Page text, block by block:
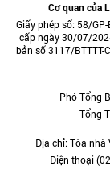
Cơ quan của
Giấy phép số: 58/
cấp ngày 30/07/
bản số 3117/BTTTT-
Phó Tổng
Tổng
Địa chỉ: Tòa nhà
Điện thoại